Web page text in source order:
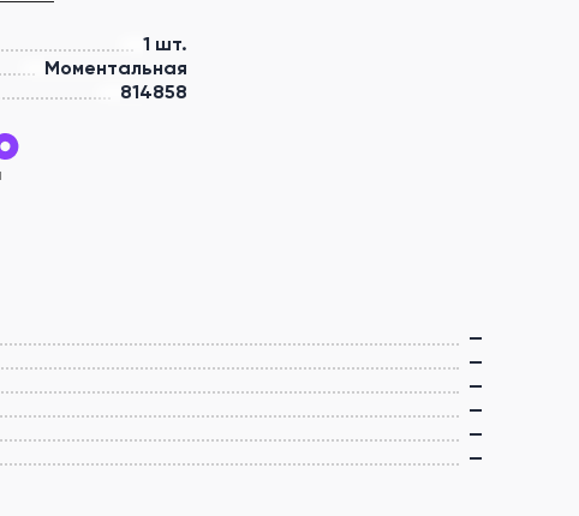
1 шт.
Моментальная
814858
—
—
—
—
—
—